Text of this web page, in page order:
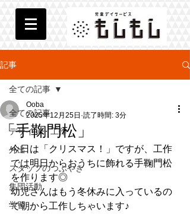
記事
全ての記事
デザイン・工作
外出
スタッフのつぶやき
集団活動
学習
全ての記事
「手鞠門松」
Ooba
2025年12月25日 読了時間: 3分
今日は「クリスマス！」ですが、工作
では明日からおうちに飾れる手鞠門松
を作ります◎
幼児さんはもう冬休みに入っているの
で朝から工作しちゃいます♪